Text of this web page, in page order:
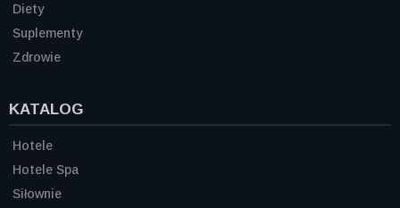
Diety
Suplementy
Zdrowie
KATALOG
Hotele
Hotele Spa
Siłownie